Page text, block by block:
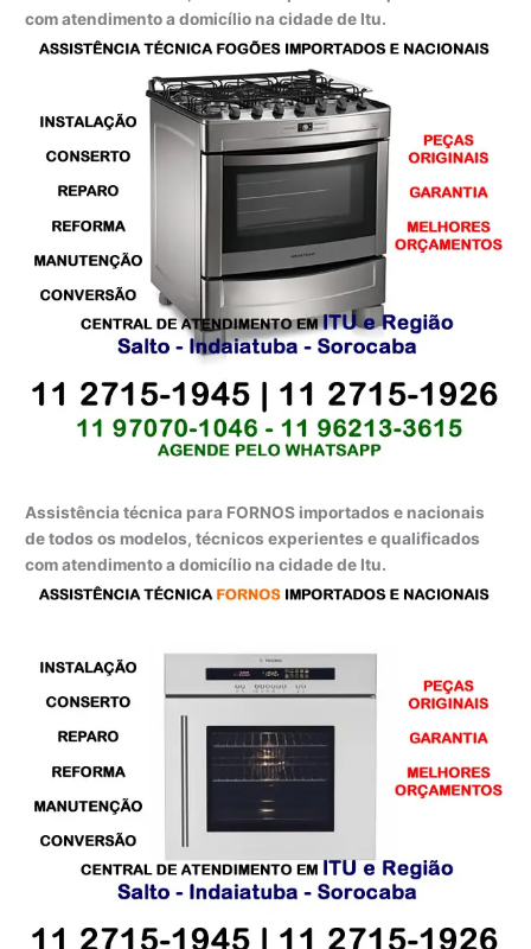
com atendimento a domicílio na cidade de Itu.
Assistência técnica para FORNOS importados e nacionais
de todos os modelos, técnicos experientes e qualificados
com atendimento a domicílio na cidade de Itu.